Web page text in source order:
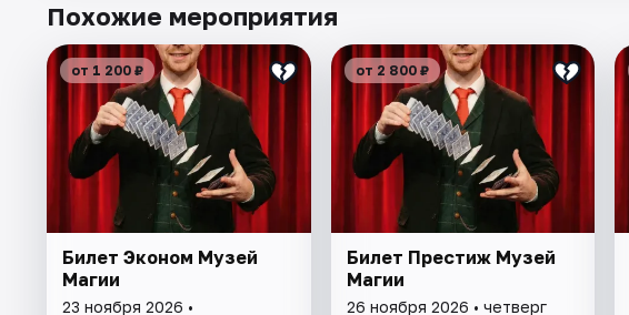
Похожие мероприятия
от 1 200 ₽
Билет Эконом Музей
Магии
23 ноября 2026 •
от 2 800 ₽
Билет Престиж Музей
Магии
26 ноября 2026 • четверг